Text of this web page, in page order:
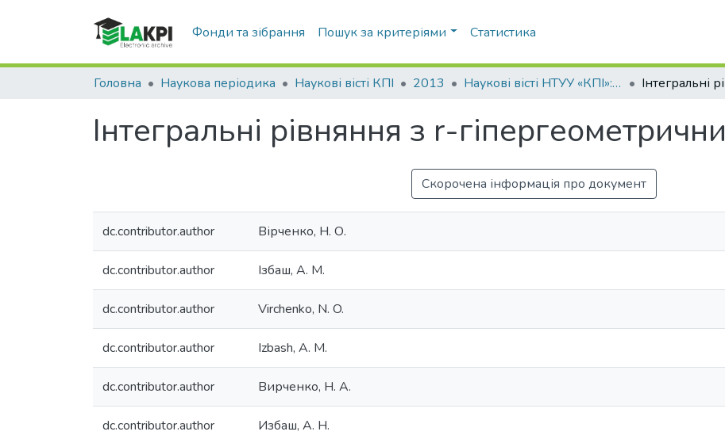
Фонди та зібрання Пошук за критеріями Статистика
Головна Наукова періодика Наукові вісті КПІ 2013 Наукові вісті НТУУ «КПІ»: науково-технічний журнал, № 4(90)
Інтегральні рівняння з r-
Скорочена інформація про документ
dc.contributor.author Вірченко, Н. О.
dc.contributor.author Ізбаш, А. М.
dc.contributor.author Virchenko, N. O.
dc.contributor.author Izbash, A. M.
dc.contributor.author Вирченко, Н. А.
dc.contributor.author Избаш, А. Н.